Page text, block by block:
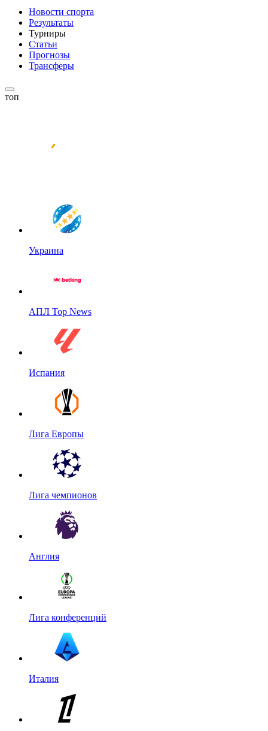
Новости спорта
Результаты
Турниры
Статьи
Прогнозы
Трансферы
топ
Украина
АПЛ Top News
Испания
Лига Европы
Лига чемпионов
Англия
Лига конференций
Италия